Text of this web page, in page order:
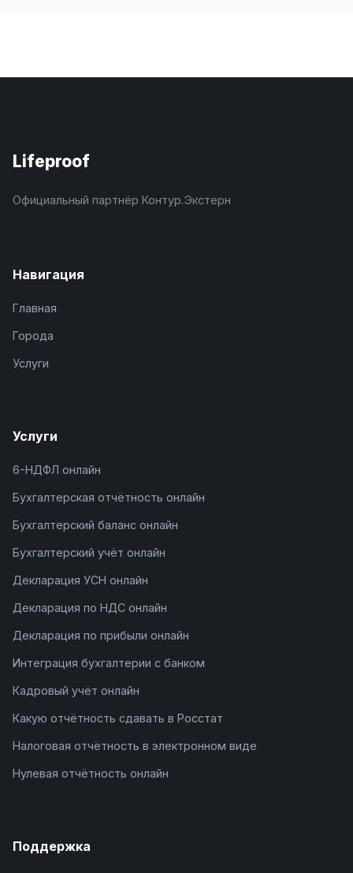
Lifeproof
Официальный партнёр Контур.Экстерн
Навигация
Главная
Города
Услуги
Услуги
6-НДФЛ онлайн
Бухгалтерская отчётность онлайн
Бухгалтерский баланс онлайн
Бухгалтерский учёт онлайн
Декларация УСН онлайн
Декларация по НДС онлайн
Декларация по прибыли онлайн
Интеграция бухгалтерии с банком
Кадровый учёт онлайн
Какую отчётность сдавать в Росстат
Налоговая отчётность в электронном виде
Нулевая отчётность онлайн
Поддержка